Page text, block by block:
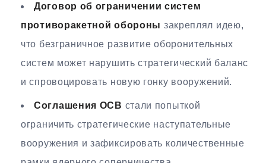
Договор об ограничении систем
противоракетной обороны закреплял идею,
что безграничное развитие оборонительных
систем может нарушить стратегический баланс
и спровоцировать новую гонку вооружений.
Соглашения ОСВ стали попыткой
ограничить стратегические наступательные
вооружения и зафиксировать количественные